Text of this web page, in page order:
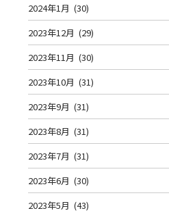
2024年1月 (30)
2023年12月 (29)
2023年11月 (30)
2023年10月 (31)
2023年9月 (31)
2023年8月 (31)
2023年7月 (31)
2023年6月 (30)
2023年5月 (43)